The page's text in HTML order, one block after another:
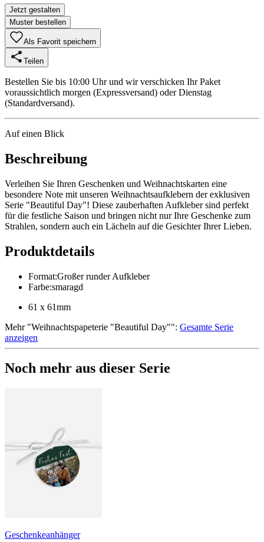
Jetzt gestalten
Muster bestellen
Als Favorit speichern
Teilen
Bestellen Sie bis 10:00 Uhr und wir verschicken Ihr Paket
voraussichtlich morgen (Expressversand) oder Dienstag
(Standardversand).
Auf einen Blick
Beschreibung
Verleihen Sie Ihren Geschenken und Weihnachtskarten eine
besondere Note mit unseren Weihnachtsaufklebern der exklusiven
Serie "Beautiful Day"! Diese zauberhaften Aufkleber sind perfekt
für die festliche Saison und bringen nicht nur Ihre Geschenke zum
Strahlen, sondern auch ein Lächeln auf die Gesichter Ihrer Lieben.
Produktdetails
Format:Großer runder Aufkleber
Farbe:smaragd
61 x 61mm
Mehr"Weihnachtspapeterie "Beautiful Day"": Gesamte Serie
anzeigen
Noch mehr aus dieser Serie
Geschenkeanhänger